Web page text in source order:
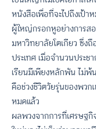
หนังสือเพื่อที่จะไปถึงเป้า
ผู้ใหญ่กรอกหูอย่างการส
มหาวิทยาลัยโตเกียว ซึ่ง
ประเทศ เมื่อจำนวนประ
เรียนมีเพียงหลักพัน ไม่
คือช่วงชีวิตวัยรุ่นของพว
หมดแล้ว
ผลพวงจากการที่เศรษฐ